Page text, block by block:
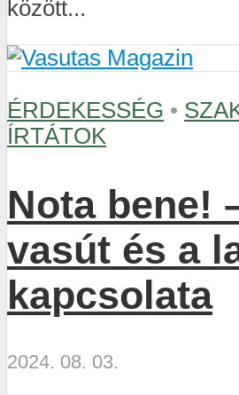
között...
ÉRDEKESSÉG •
ÍRTÁTOK
Nota bene!
vasút és a
kapcsolata
2024. 08. 03.